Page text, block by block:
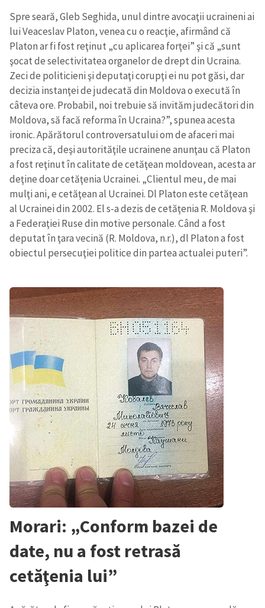
Spre seară, Gleb Seghida, unul dintre avocaţii ucraineni ai
lui Veaceslav Platon, venea cu o reacţie, afirmând că
Platon ar fi fost reţinut „cu aplicarea forţei” şi că „sunt
şocat de selectivitatea organelor de drept din Ucraina.
Zeci de politicieni şi deputaţi corupţi ei nu pot găsi, dar
decizia instanţei de judecată din Moldova o execută în
câteva ore. Probabil, noi trebuie să invităm judecători din
Moldova, să facă reforma în Ucraina?”, spunea acesta
ironic. Apărătorul controversatului om de afaceri mai
preciza că, deşi autorităţile ucrainene anunţau că Platon
a fost reţinut în calitate de cetăţean moldovean, acesta ar
deţine doar cetăţenia Ucrainei. „Clientul meu, de mai
mulţi ani, e cetăţean al Ucrainei. Dl Platon este cetăţean
al Ucrainei din 2002. El s-a dezis de cetăţenia R. Moldova şi
a Federaţiei Ruse din motive personale. Când a fost
deputat în ţara vecină (R. Moldova, n.r.), dl Platon a fost
obiectul persecuţiei politice din partea actualei puteri”.
Morari: „Conform bazei de
date, nu a fost retrasă
cetăţenia lui”